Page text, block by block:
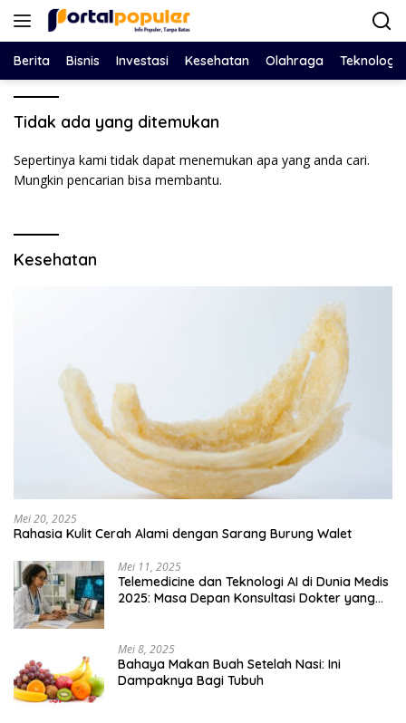
Langsung
Berita Bisnis Investasi Kesehatan Olahraga Teknologi
Tidak ada yang ditemukan
Sepertinya kami tidak dapat menemukan apa yang anda cari.
Mungkin pencarian bisa membantu.
Kesehatan
Mei 20, 2025
Rahasia Kulit Cerah Alami dengan Sarang Burung Walet
Mei 11, 2025
Telemedicine dan Teknologi AI di Dunia Medis
2025: Masa Depan Konsultasi Dokter yang
Mei 8, 2025
Bahaya Makan Buah Setelah Nasi: Ini
Dampaknya Bagi Tubuh